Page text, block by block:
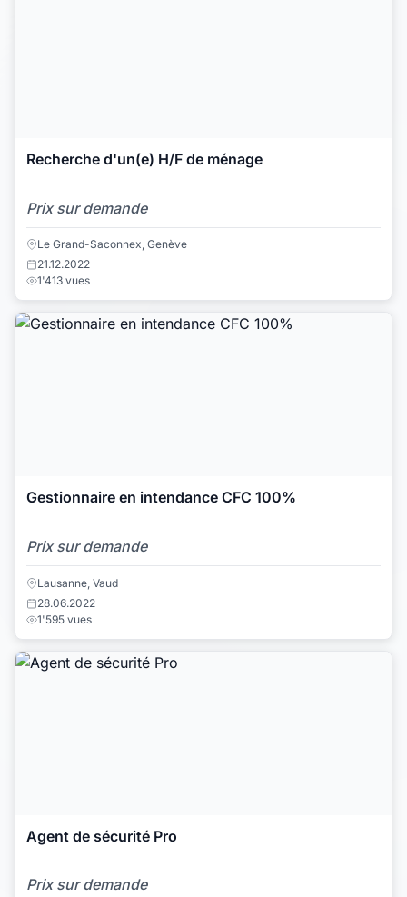
Recherche d'un(e) H/F de ménage
Prix sur demande
Le Grand-Saconnex, Genève
21.12.2022
1'413 vues
Gestionnaire en intendance CFC 100%
Prix sur demande
Lausanne, Vaud
28.06.2022
1'595 vues
Agent de sécurité Pro
Prix sur demande